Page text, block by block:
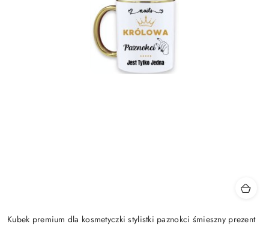
Kubek premium dla kosmetyczki stylistki paznokci śmieszny prezent